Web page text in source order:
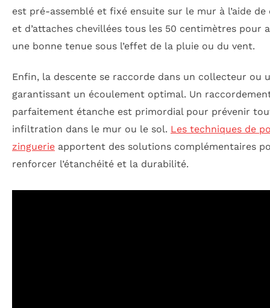
est pré-assemblé et fixé ensuite sur le mur à l’aide de
et d’attaches chevillées tous les 50 centimètres pour
une bonne tenue sous l’effet de la pluie ou du vent.
Enfin, la descente se raccorde dans un collecteur ou
garantissant un écoulement optimal. Un
parfaitement étanche est primordial pour prévenir
infiltration dans le mur ou le sol. Les techniques de
zinguerie apportent des solutions complémentaires
renforcer l’étanchéité et la durabilité.